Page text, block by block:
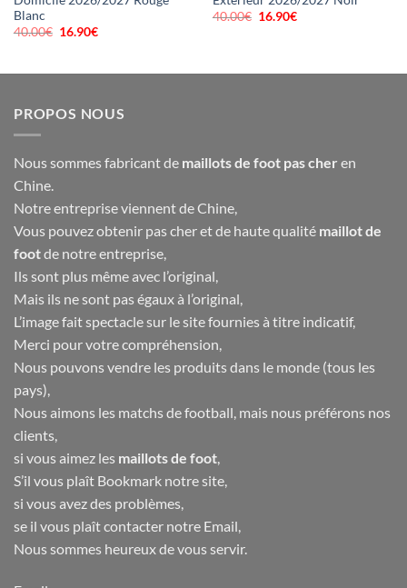
Blanc
40.00€ Le
16.90€Le
40.00€ Le
16.90€Le
PROPOS NOUS
Nous sommes fabricant de maillots de foot pas cher en
Chine.
Notre entreprise viennent de Chine,
Vous pouvez obtenir pas cher et de haute qualité maillot de
footde notre entreprise,
Ils sont plus même avec l’original,
Mais ils ne sont pas égaux à l’original,
L’image fait spectacle sur le site fournies à titre indicatif,
Merci pour votre compréhension,
Nous pouvons vendre les produits dans le monde (tous les
pays),
Nous aimons les matchs de football, mais nous préférons nos
clients,
si vous aimez les maillots de foot,
S’il vous plaît Bookmark notre site,
si vous avez des problèmes,
se il vous plaît contacter notre Email,
Nous sommes heureux de vous servir.